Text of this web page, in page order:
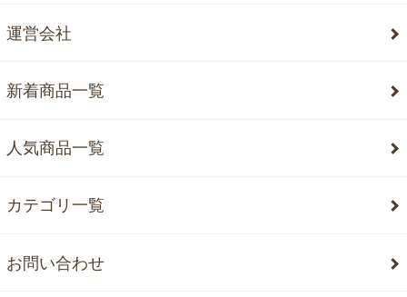
運営会社
新着商品一覧
人気商品一覧
カテゴリ一覧
お問い合わせ